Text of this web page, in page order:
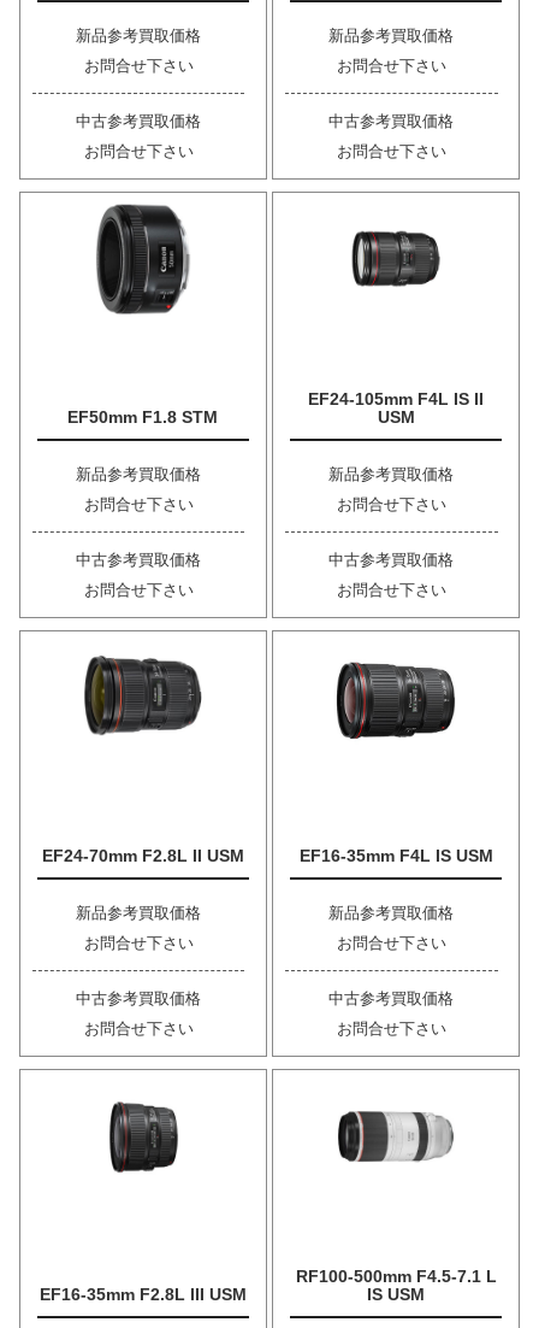
新品参考買取価格
お問合せ下さい
中古参考買取価格
お問合せ下さい
新品参考買取価格
お問合せ下さい
中古参考買取価格
お問合せ下さい
EF50mm F1.8 STM
新品参考買取価格
お問合せ下さい
中古参考買取価格
お問合せ下さい
EF24-105mm F4L IS II
USM
新品参考買取価格
お問合せ下さい
中古参考買取価格
お問合せ下さい
EF24-70mm F2.8L II USM
新品参考買取価格
お問合せ下さい
中古参考買取価格
お問合せ下さい
EF16-35mm F4L IS USM
新品参考買取価格
お問合せ下さい
中古参考買取価格
お問合せ下さい
EF16-35mm F2.8L III USM
RF100-500mm F4.5-7.1 L
IS USM